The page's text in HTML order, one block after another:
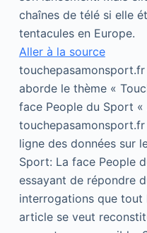
chaînes de télé si elle
tentacules en Europe.
Aller à la source
aborde le thème «
face People du Sport «
ligne des données sur
Sport: La face People
essayant de répondre
interrogations que tout
article se veut